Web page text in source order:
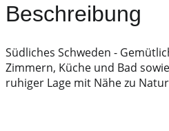
Beschreibung
Südliches Schweden -
Zimmern, Küche und Bad
ruhiger Lage mit Nähe zu